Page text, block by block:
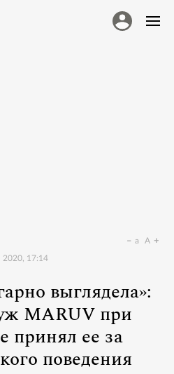
17:14
a A
выглядела»:
MARUV при
принял ее за
поведения